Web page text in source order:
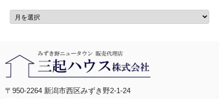
〒950-2264 新潟市西区みずき野2-1-24